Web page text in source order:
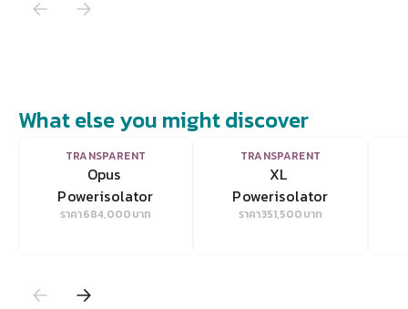
What else you might discover
VIEW
TRANSPARENT
Opus
Powerisolator
ราคา684,000บาท
VIEW
TRANSPARENT
XL
Powerisolator
ราคา351,500บาท